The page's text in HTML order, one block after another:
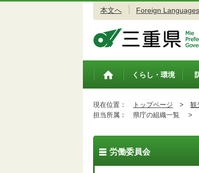
本文へ Foreign Languages
トップペ
くらし・環境
現在位置： トップページ > 観
担当所属：
県庁の組織一覧 >
労働委員会